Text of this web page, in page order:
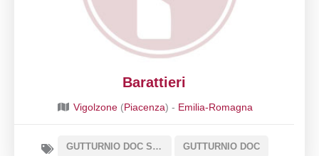
Barattieri
Vigolzone(Piacenza) - Emilia-Romagna
GUTTURNIO DOC SOTTOZONA CLASSICO GUTTURNIO DOC